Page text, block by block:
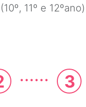
11º e
...... 3